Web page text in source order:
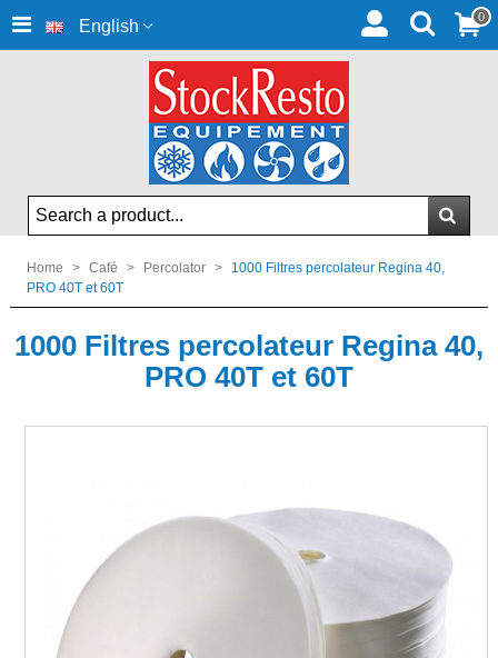
English 0
Home > Café > Percolator >
1000 Filtres percolateur Regina 40,
PRO 40T et 60T
1000 Filtres percolateur Regina 40,
PRO 40T et 60T